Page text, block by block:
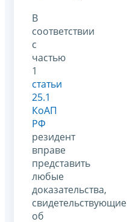
В
соответствии
с
частью
1
статьи
25.1
КоАП
РФ
резидент
вправе
представить
любые
доказательства,
свидетельствующие
об